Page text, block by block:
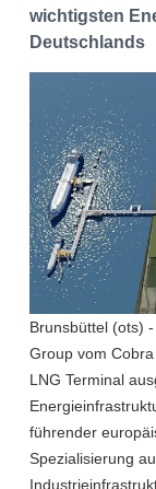
wichtigsten
Deutschlands
Brunsbüttel (ots)
Group vom
LNG Terminal
führender
Spezialisierung